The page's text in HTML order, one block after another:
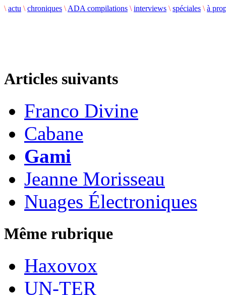
\ actu \ chroniques \ ADA compilations \ interviews \ spéciales \ à
Articles suivants
Franco Divine
Cabane
Gami
Jeanne Morisseau
Nuages Électroniques
Même rubrique
Haxovox
UN-TER